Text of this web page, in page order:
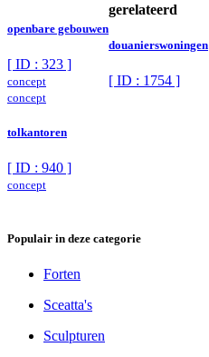
openbare gebouwen
[ ID : 323 ]
concept
gerelateerd
douanierswoningen
[ ID : 1754 ]
concept
tolkantoren
[ ID : 940 ]
concept
Populair in deze categorie
Forten
Sceatta's
Sculpturen